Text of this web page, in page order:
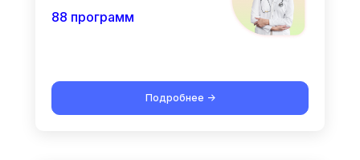
88 программ
Подробнее ->